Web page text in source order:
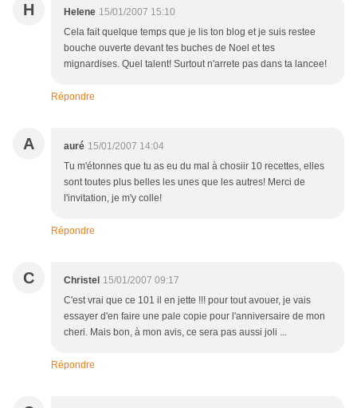
H Helene 15/01/2007 15:10
Cela fait quelque temps que je lis ton blog et je suis restee
bouche ouverte devant tes buches de Noel et tes
mignardises. Quel talent! Surtout n'arrete pas dans ta lancee!
Répondre
A auré 15/01/2007 14:04
Tu m'étonnes que tu as eu du mal à chosiir 10 recettes, elles
sont toutes plus belles les unes que les autres! Merci de
l'invitation, je m'y colle!
Répondre
C Christel 15/01/2007 09:17
C'est vrai que ce 101 il en jette !!! pour tout avouer, je vais
essayer d'en faire une pale copie pour l'anniversaire de mon
cheri. Mais bon, à mon avis, ce sera pas aussi joli ...
Répondre